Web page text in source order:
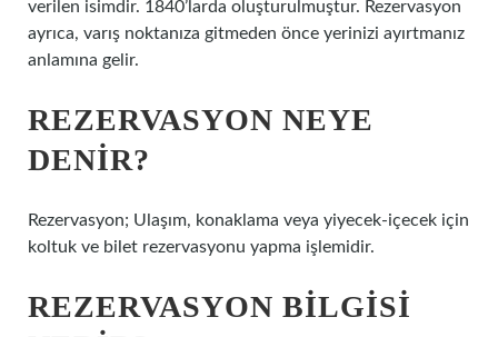
verilen isimdir. 1840’larda oluşturulmuştur. Rezervasyon
ayrıca, varış noktanıza gitmeden önce yerinizi ayırtmanız
anlamına gelir.
REZERVASYON NEYE
DENIR?
Rezervasyon; Ulaşım, konaklama veya yiyecek-içecek için
koltuk ve bilet rezervasyonu yapma işlemidir.
REZERVASYON BILGISI